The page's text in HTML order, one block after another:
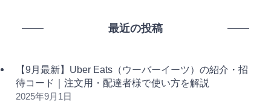
最近の投稿
【9月最新】Uber Eats（ウーバーイーツ）の紹介・招
待コード｜注文用・配達者様で使い方を解説
2025年9月1日